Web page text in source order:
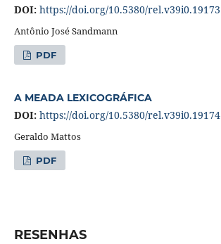
DOI: https://doi.org/10.5380/rel.v39i0.19173
Antônio José Sandmann
PDF
A MEADA LEXICOGRÁFICA
DOI: https://doi.org/10.5380/rel.v39i0.19174
Geraldo Mattos
PDF
RESENHAS